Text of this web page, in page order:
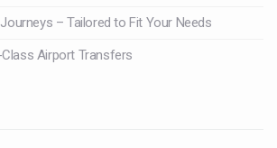
– Tailored to Fit Your Needs
Airport Transfers